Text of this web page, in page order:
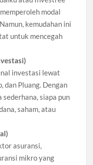
modal
kemudahan ini
untuk mencegah
investasi lewat
Pluang. Dengan
siapa pun
saham, atau
asuransi,
mikro yang